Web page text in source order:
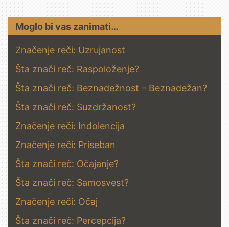
Moglo bi vas zanimati…
Značenje reči: Uzrujanost
Šta znači reč: Raspoloženje?
Šta znači reč: Beznadežnost – Beznadežan?
Šta znači reč: Suzdržanost?
Značenje reči: Indolencija
Značenje reči: Priseban
Šta znači reč: Očajanje?
Šta znači reč: Samosvest?
Značenje reči: Očaj
Šta znači reč: Percepcija?